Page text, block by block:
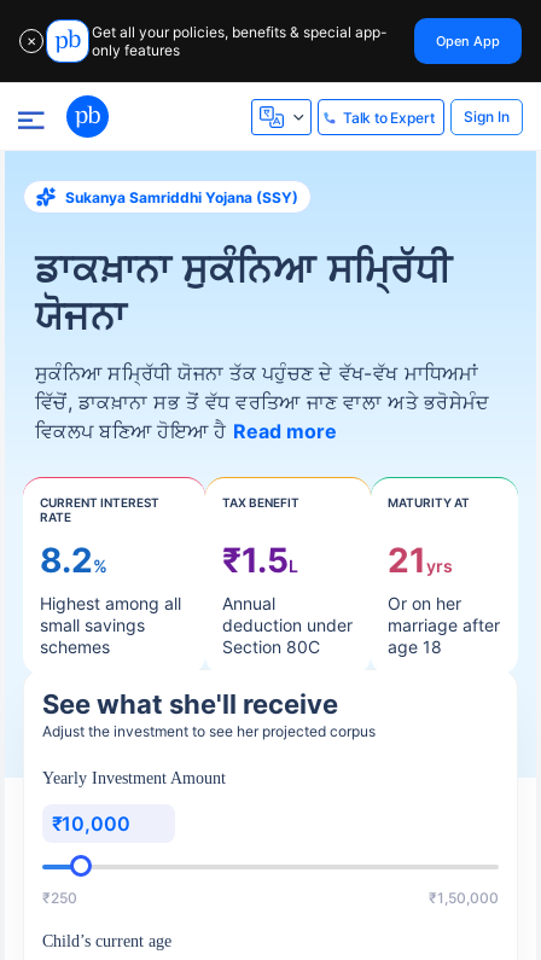
✕
Get all your policies, benefits & special app-
only features
Open App
Talk to Expert Sign In
Sukanya Samriddhi Yojana (SSY)
ਡਾਕਖ਼ਾਨਾ ਸੁਕੰਨਿਆ ਸਮ੍ਰਿੱਧੀ
ਯੋਜਨਾ
ਸੁਕੰਨਿਆ ਸਮ੍ਰਿੱਧੀ ਯੋਜਨਾ ਤੱਕ ਪਹੁੰਚਣ ਦੇ ਵੱਖ-ਵੱਖ ਮਾਧਿਅਮਾਂ
ਵਿੱਚੋਂ, ਡਾਕਖ਼ਾਨਾ ਸਭ ਤੋਂ ਵੱਧ ਵਰਤਿਆ ਜਾਣ ਵਾਲਾ ਅਤੇ ਭਰੋਸੇਮੰਦ
ਵਿਕਲਪ ਬਣਿਆ ਹੋਇਆ ਹੈ Read more
CURRENT INTEREST
RATE
8.2%
Highest among all
small savings
schemes
TAX BENEFIT
₹1.5L
Annual
deduction under
Section 80C
MATURITY AT
21yrs
Or on her
marriage after
age 18
See what she'll receive
Adjust the investment to see her projected corpus
Yearly Investment Amount
₹
₹250 ₹1,50,000
Child’s current age